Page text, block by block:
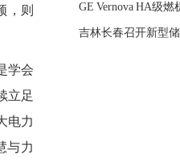
，则
学会
立足
电力
与力
GE Vernova HA级
吉林长春召开新型